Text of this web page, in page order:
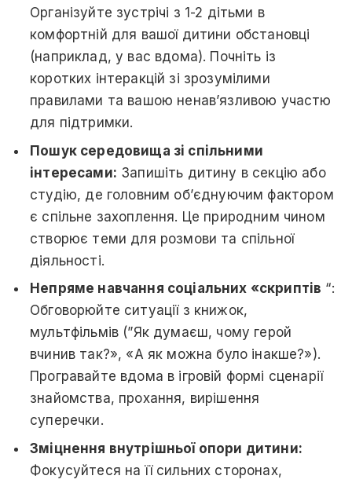
Організуйте зустрічі з 1-2 дітьми в
комфортній для вашої дитини обстановці
(наприклад, у вас вдома). Почніть із
коротких інтеракцій зі зрозумілими
правилами та вашою ненав’язливою участю
для підтримки.
Пошук середовища зі спільними
інтересами: Запишіть дитину в секцію або
студію, де головним об’єднуючим фактором
є спільне захоплення. Це природним чином
створює теми для розмови та спільної
діяльності.
Непряме навчання соціальних «скриптів “:
Обговорюйте ситуації з книжок,
мультфільмів (”Як думаєш, чому герой
вчинив так?», «А як можна було інакше?»).
Програвайте вдома в ігровій формі сценарії
знайомства, прохання, вирішення
суперечки.
Зміцнення внутрішньої опори дитини:
Фокусуйтеся на її сильних сторонах,